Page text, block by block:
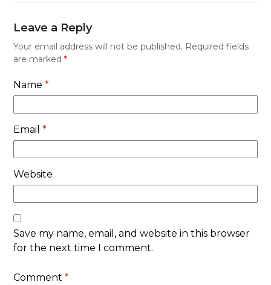
Leave a Reply
Your email address will not be published. Required fields
are marked*
Name*
Email*
Website
Save my name, email, and website in this browser
for the next time I comment.
Comment*